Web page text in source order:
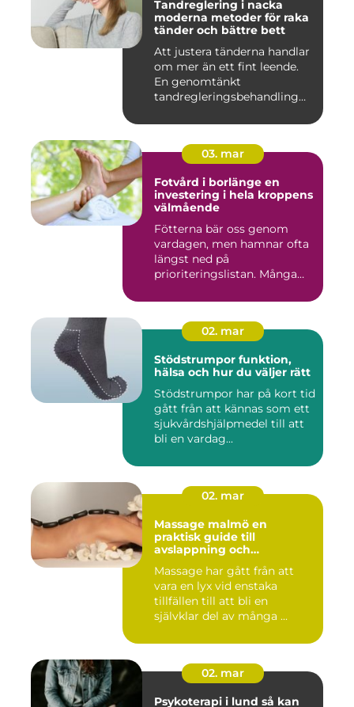
Tandreglering i nacka
moderna metoder för raka
tänder och bättre bett
Att justera tänderna handlar
om mer än ett fint leende.
En genomtänkt
tandregleringsbehandling
03. mar
Fotvård i borlänge en
investering i hela kroppens
välmående
Fötterna bär oss genom
vardagen, men hamnar ofta
längst ned på
prioriteringslistan. Många
02. mar
Stödstrumpor funktion,
hälsa och hur du väljer rätt
Stödstrumpor har på kort tid
gått från att kännas som ett
sjukvårdshjälpmedel till att
bli en vardag...
02. mar
Massage malmö en
praktisk guide till
avslappning och
Massage har gått från att
vara en lyx vid enstaka
tillfällen till att bli en
självklar del av många ...
02. mar
Psykoterapi i lund så kan